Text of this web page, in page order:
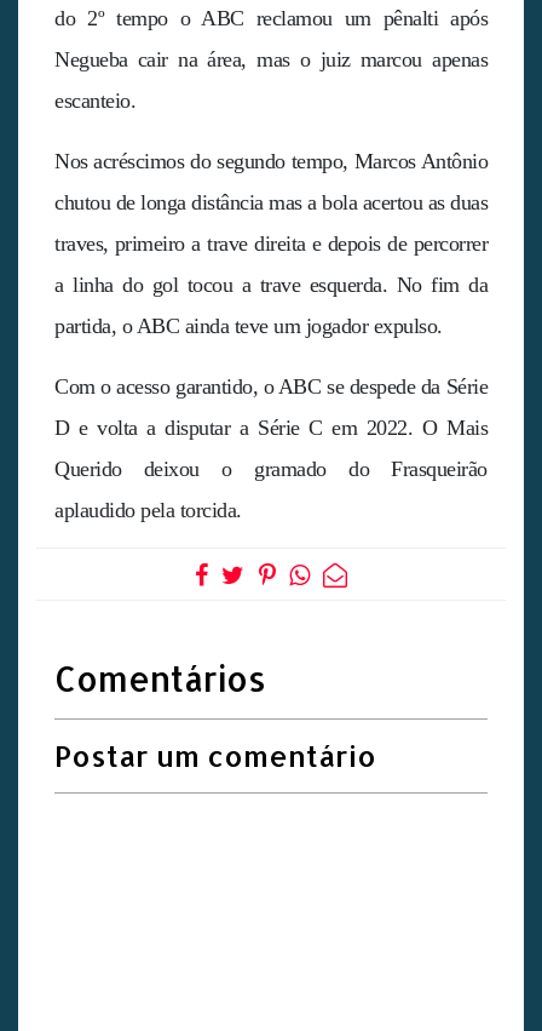
do 2º tempo o ABC reclamou um pênalti após
Negueba cair na área, mas o juiz marcou apenas
escanteio.
Nos acréscimos do segundo tempo, Marcos Antônio
chutou de longa distância mas a bola acertou as duas
traves, primeiro a trave direita e depois de percorrer
a linha do gol tocou a trave esquerda. No fim da
partida, o ABC ainda teve um jogador expulso.
Com o acesso garantido, o ABC se despede da Série
D e volta a disputar a Série C em 2022. O Mais
Querido deixou o gramado do Frasqueirão
aplaudido pela torcida.
Comentários
Postar um comentário